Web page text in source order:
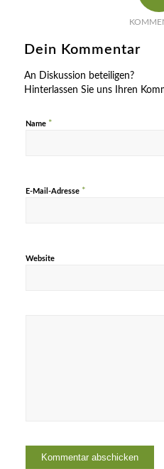
Dein Kommentar
An Diskussion beteiligen?
Hinterlassen Sie uns Ihren
Name *
E-Mail-Adresse *
Website